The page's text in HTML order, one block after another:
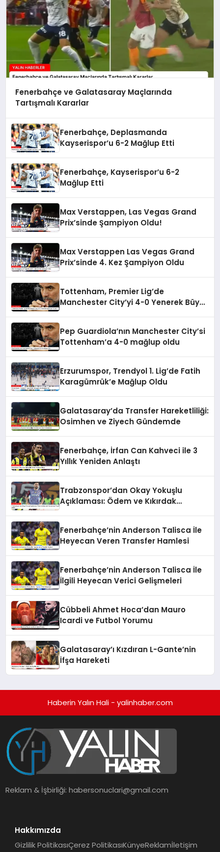
Fenerbahçe ve Galatasaray Maçlarında
Tartışmalı Kararlar
Fenerbahçe, Deplasmanda
Kayserispor’u 6-2 Mağlup Etti
Fenerbahçe, Kayserispor’u 6-2
Mağlup Etti
Max Verstappen, Las Vegas Grand
Prix’sinde Şampiyon Oldu!
Max Verstappen Las Vegas Grand
Prix’sinde 4. Kez Şampiyon Oldu
Tottenham, Premier Lig’de
Manchester City’yi 4-0 Yenerek Büyük
Pep Guardiola’nın Manchester City’si
Tottenham’a 4-0 mağlup oldu
Erzurumspor, Trendyol 1. Lig’de Fatih
Karagümrük’e Mağlup Oldu
Galatasaray’da Transfer Hareketliliği:
Osimhen ve Ziyech Gündemde
Fenerbahçe, İrfan Can Kahveci ile 3
Yıllık Yeniden Anlaştı
Trabzonspor’dan Okay Yokuşlu
Açıklaması: Ödem ve Kıkırdak
Fenerbahçe’nin Anderson Talisca İle
Heyecan Veren Transfer Hamlesi
Fenerbahçe’nin Anderson Talisca İle
İlgili Heyecan Verici Gelişmeleri
Cübbeli Ahmet Hoca’dan Mauro
Icardi ve Futbol Yorumu
Galatasaray’ı Kızdıran L-Gante’nin
İfşa Hareketi
Haberin Yalın Hali - yalinhaber.com
Reklam & İşbirliği:habersonuclari@gmail.com
Hakkımızda
Gizlilik PolitikasıÇerez PolitikasıKünyeReklamİletişim